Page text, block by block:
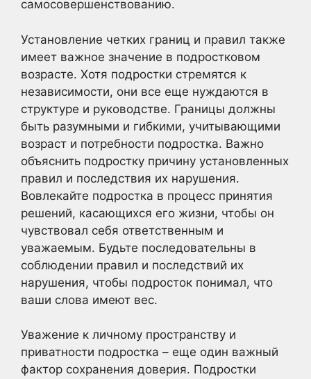
самосовершенствованию.
Установление четких границ и правил также
имеет важное значение в подростковом
возрасте. Хотя подростки стремятся к
независимости, они все еще нуждаются в
структуре и руководстве. Границы должны
быть разумными и гибкими, учитывающими
возраст и потребности подростка. Важно
объяснить подростку причину установленных
правил и последствия их нарушения.
Вовлекайте подростка в процесс принятия
решений, касающихся его жизни, чтобы он
чувствовал себя ответственным и
уважаемым. Будьте последовательны в
соблюдении правил и последствий их
нарушения, чтобы подросток понимал, что
ваши слова имеют вес.
Уважение к личному пространству и
приватности подростка – еще один важный
фактор сохранения доверия. Подростки